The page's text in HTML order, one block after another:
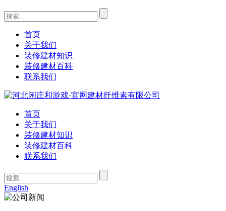
首页
关于我们
装修建材知识
装修建材百科
联系我们
首页
关于我们
装修建材知识
装修建材百科
联系我们
English